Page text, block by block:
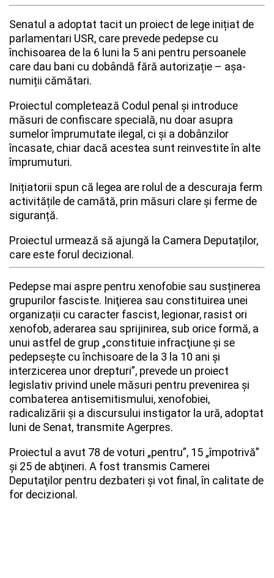
Senatul a adoptat tacit un proiect de lege inițiat de
parlamentari USR, care prevede pedepse cu
închisoarea de la 6 luni la 5 ani pentru persoanele
care dau bani cu dobândă fără autorizație – așa-
numiții cămătari.
Proiectul completează Codul penal și introduce
măsuri de confiscare specială, nu doar asupra
sumelor împrumutate ilegal, ci și a dobânzilor
încasate, chiar dacă acestea sunt reinvestite în alte
împrumuturi.
Inițiatorii spun că legea are rolul de a descuraja ferm
activitățile de camătă, prin măsuri clare și ferme de
siguranță.
Proiectul urmează să ajungă la Camera Deputaților,
care este forul decizional.
Pedepse mai aspre pentru xenofobie sau susținerea
grupurilor fasciste. Iniţierea sau constituirea unei
organizații cu caracter fascist, legionar, rasist ori
xenofob, aderarea sau sprijinirea, sub orice formă, a
unui astfel de grup „constituie infracţiune şi se
pedepseşte cu închisoare de la 3 la 10 ani şi
interzicerea unor drepturi”, prevede un proiect
legislativ privind unele măsuri pentru prevenirea şi
combaterea antisemitismului, xenofobiei,
radicalizării şi a discursului instigator la ură, adoptat
luni de Senat, transmite Agerpres.
Proiectul a avut 78 de voturi „pentru”, 15 „împotrivă”
şi 25 de abţineri. A fost transmis Camerei
Deputaţilor pentru dezbateri şi vot final, în calitate de
for decizional.